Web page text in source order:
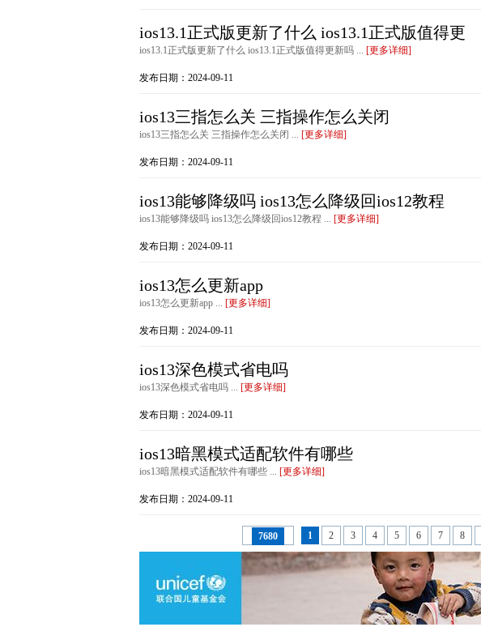
ios13.1正式版更新了什么 ios13.1正式版值得更
ios13.1正式版更新了什么 ios13.1正式版值得更新吗 ... [更多详细]
发布日期：2024-09-11
ios13三指怎么关 三指操作怎么关闭
ios13三指怎么关 三指操作怎么关闭 ... [更多详细]
发布日期：2024-09-11
ios13能够降级吗 ios13怎么降级回ios12教程
ios13能够降级吗 ios13怎么降级回ios12教程 ... [更多详细]
发布日期：2024-09-11
ios13怎么更新app
ios13怎么更新app ... [更多详细]
发布日期：2024-09-11
ios13深色模式省电吗
ios13深色模式省电吗 ... [更多详细]
发布日期：2024-09-11
ios13暗黑模式适配软件有哪些
ios13暗黑模式适配软件有哪些 ... [更多详细]
发布日期：2024-09-11
7680 1 2 3 4 5 6 7 8